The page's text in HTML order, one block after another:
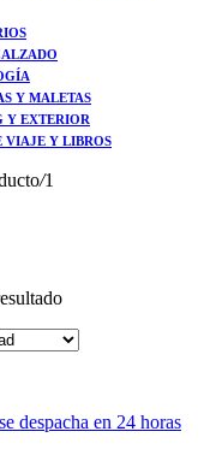
Y MALETAS
Y EXTERIOR
VIAJE Y LIBROS
/1
despacha en 24 horas